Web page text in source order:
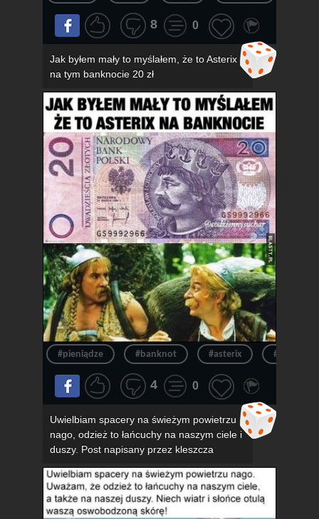
8 0
Jak byłem mały to myślałem, że to Asterix
na tym banknocie 20 zł
#pieniądze #banknot #asterix #pieniądz
4 0
Uwielbiam spacery na świeżym powietrzu
nago, odzież to łańcuchy na naszym ciele i
duszy. Post napisany przez kleszcza